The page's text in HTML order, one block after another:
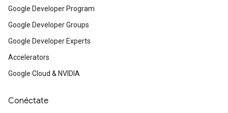
Google Developer Program
Google Developer Groups
Google Developer Experts
Accelerators
Google Cloud & NVIDIA
Conéctate